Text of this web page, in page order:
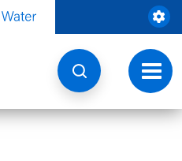
de